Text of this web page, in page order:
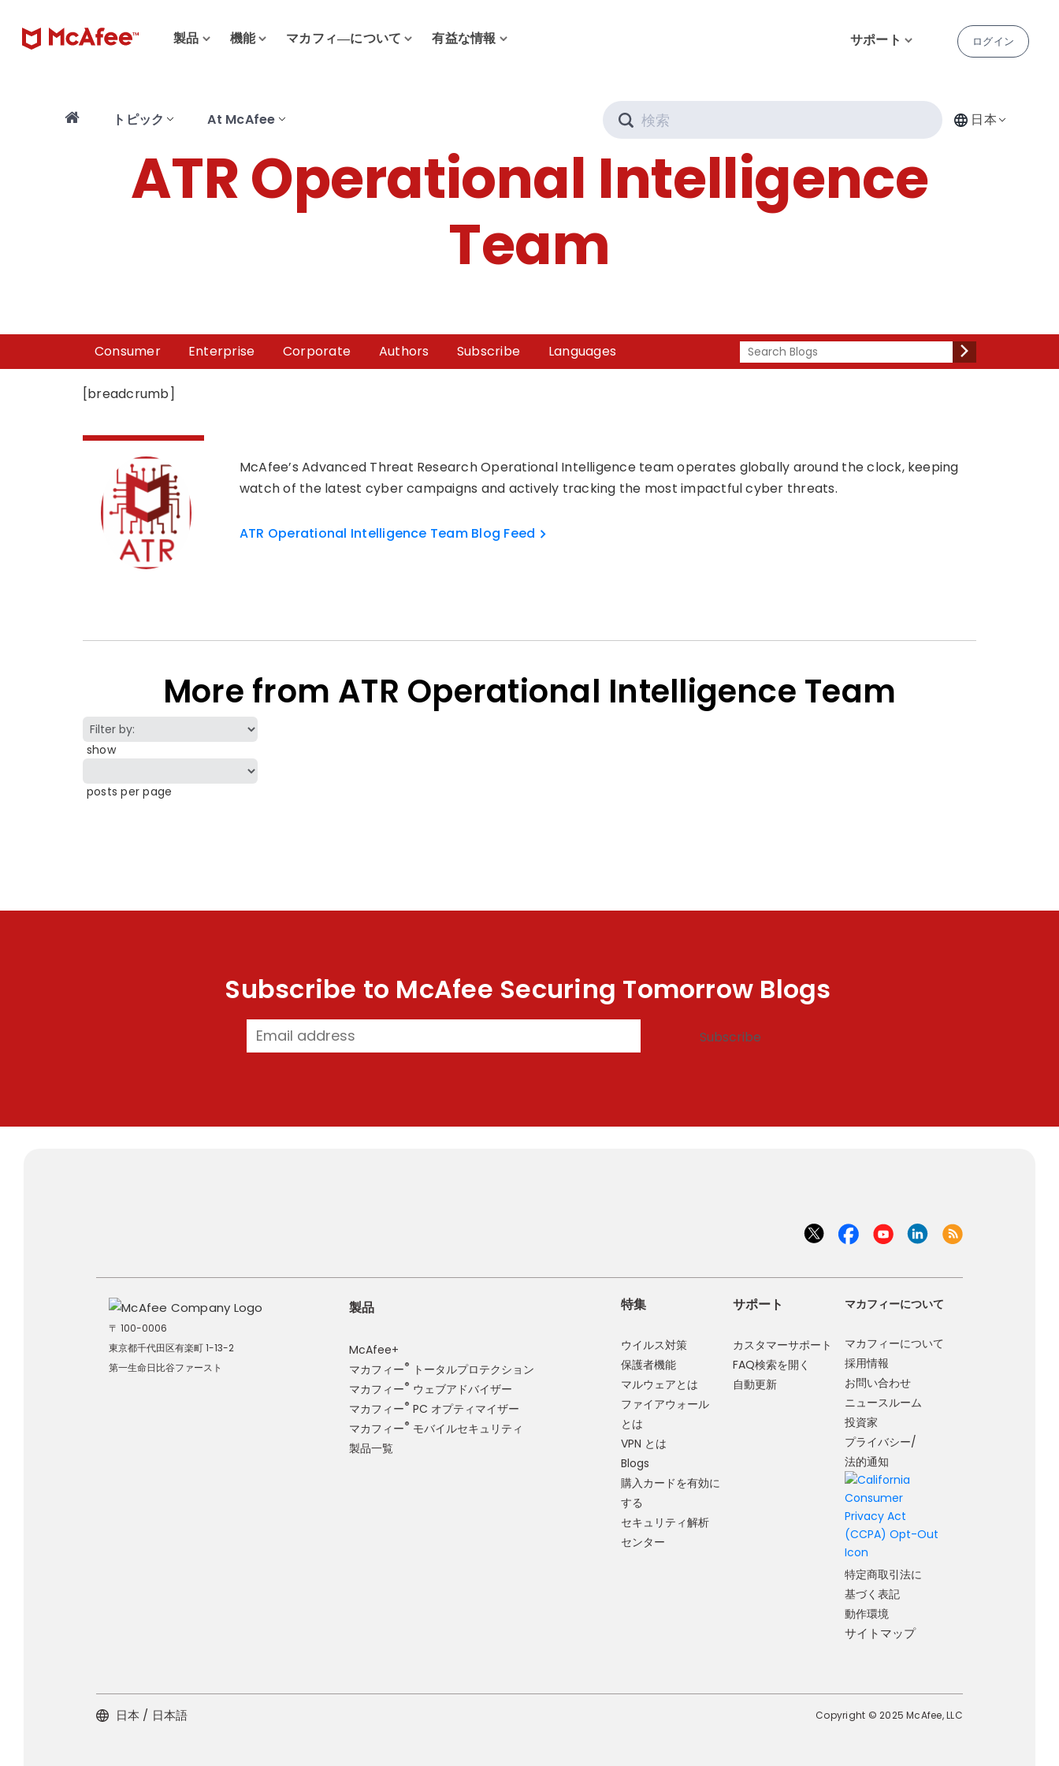
製品 機能 マカフィ―について 有益な情報 サポート ログイン
トピック At McAfee
Search
日本
ATR Operational Intelligence
Team
Consumer Enterprise Corporate Authors Subscribe Languages Search
[breadcrumb]
McAfee’s Advanced Threat Research Operational Intelligence team operates globally around the clock, keeping
watch of the latest cyber campaigns and actively tracking the most impactful cyber threats.
ATR Operational Intelligence Team Blog Feed
More from ATR Operational Intelligence Team
show
posts per page
Subscribe to McAfee Securing Tomorrow Blogs
Subscribe
〒 100-0006
東京都千代田区有楽町 1-13-2
第一生命日比谷ファースト
製品
McAfee+
マカフィー®
トータルプロテクション
マカフィー® ウェブアドバイザー
マカフィー® PC オプティマイザー
マカフィー® モバイルセキュリティ
製品一覧
特集
ウイルス対策
保護者機能
マルウェアとは
ファイアウォール
とは
VPN とは
Blogs
購入カードを有効に
する
セキュリティ解析
センター
サポート
カスタマーサポート
FAQ検索を開く
自動更新
マカフィーについて
マカフィーについて
採用情報
お問い合わせ
ニュースルーム
投資家
プライバシー/
法的通知
特定商取引法に
基づく表記
動作環境
サイトマップ
日本 / 日本語 Copyright © 2025 McAfee, LLC